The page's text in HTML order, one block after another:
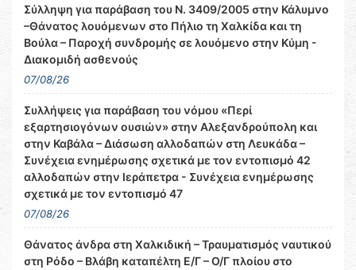
Σύλληψη για παράβαση του Ν. 3409/2005 στην Κάλυμνο
–Θάνατος λουόμενων στο Πήλιο τη Χαλκίδα και τη
Βούλα – Παροχή συνδρομής σε λουόμενο στην Κύμη -
Διακομιδή ασθενούς
07/08/26
Συλλήψεις για παράβαση του νόμου «Περί
εξαρτησιογόνων ουσιών» στην Αλεξανδρούπολη και
στην Καβάλα – Διάσωση αλλοδαπών στη Λευκάδα –
Συνέχεια ενημέρωσης σχετικά με τον εντοπισμό 42
αλλοδαπών στην Ιεράπετρα - Συνέχεια ενημέρωσης
σχετικά με τον εντοπισμό 47
07/08/26
Θάνατος άνδρα στη Χαλκιδική – Τραυματισμός ναυτικού
στη Ρόδο – Βλάβη καταπέλτη Ε/Γ – Ο/Γ πλοίου στο